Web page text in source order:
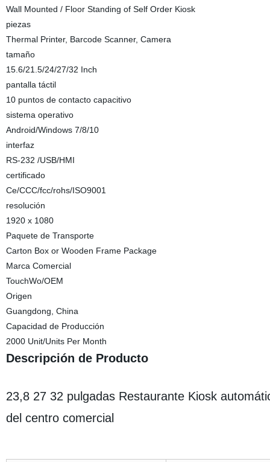
Wall Mounted / Floor Standing of Self Order Kiosk
piezas
Thermal Printer, Barcode Scanner, Camera
tamaño
15.6/21.5/24/27/32 Inch
pantalla táctil
10 puntos de contacto capacitivo
sistema operativo
Android/Windows 7/8/10
interfaz
RS-232 /USB/HMI
certificado
Ce/CCC/fcc/rohs/ISO9001
resolución
1920 x 1080
Paquete de Transporte
Carton Box or Wooden Frame Package
Marca Comercial
TouchWo/OEM
Origen
Guangdong, China
Capacidad de Producción
2000 Unit/Units Per Month
Descripción de Producto
23,8 27 32 pulgadas Restaurante Kiosk
del centro comercial